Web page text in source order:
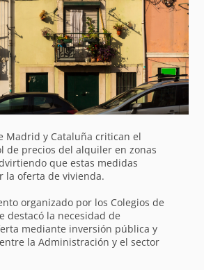
Madrid y Cataluña critican el
de precios del alquiler en zonas
que estas medidas
la oferta de vivienda.
organizado por los Colegios de
destacó la necesidad de
mediante inversión pública y
la Administración y el sector